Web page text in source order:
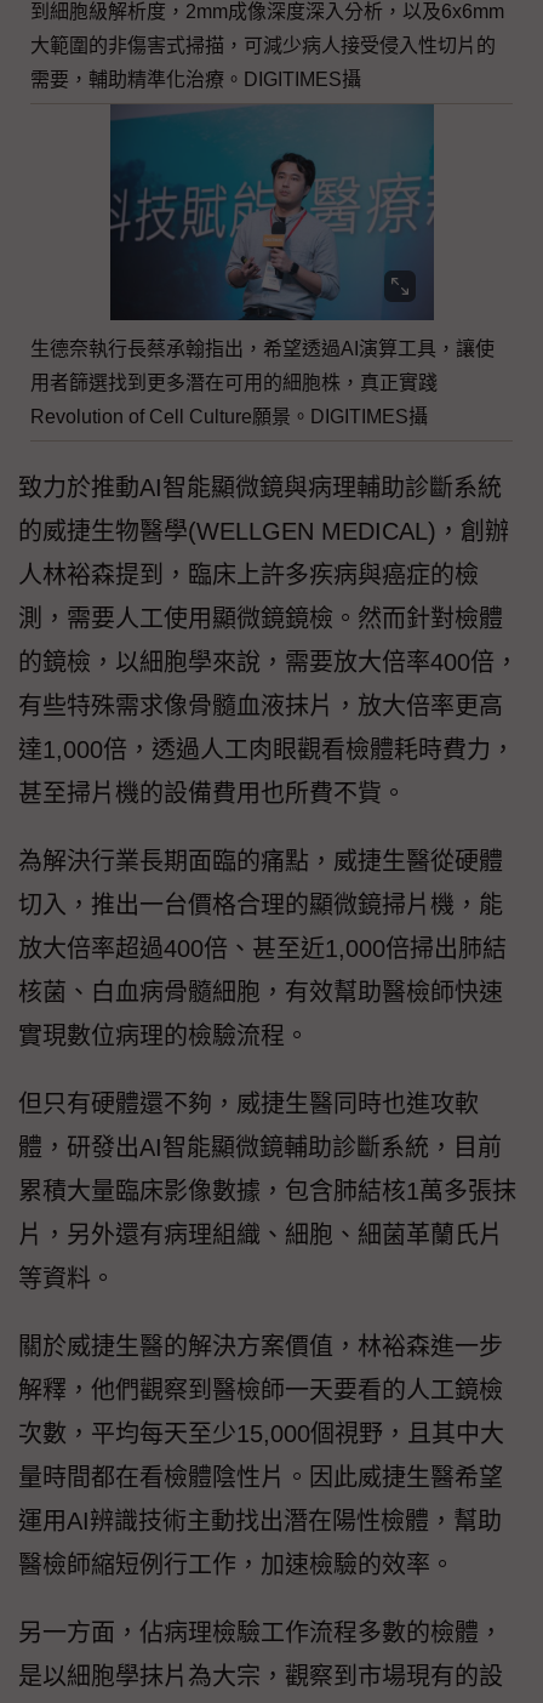
到細胞級解析度，2mm成像深度深入分析，以及6x6mm
大範圍的非傷害式掃描，可減少病人接受侵入性切片的
需要，輔助精準化治療。DIGITIMES攝
生德奈執行長蔡承翰指出，希望透過AI演算工具，讓使
用者篩選找到更多潛在可用的細胞株，真正實踐
Revolution of Cell Culture願景。DIGITIMES攝
致力於推動AI智能顯微鏡與病理輔助診斷系統
的威捷生物醫學(WELLGEN MEDICAL)，創辦
人林裕森提到，臨床上許多疾病與癌症的檢
測，需要人工使用顯微鏡鏡檢。然而針對檢體
的鏡檢，以細胞學來說，需要放大倍率400倍，
有些特殊需求像骨髓血液抹片，放大倍率更高
達1,000倍，透過人工肉眼觀看檢體耗時費力，
甚至掃片機的設備費用也所費不貲。
為解決行業長期面臨的痛點，威捷生醫從硬體
切入，推出一台價格合理的顯微鏡掃片機，能
放大倍率超過400倍、甚至近1,000倍掃出肺結
核菌、白血病骨髓細胞，有效幫助醫檢師快速
實現數位病理的檢驗流程。
但只有硬體還不夠，威捷生醫同時也進攻軟
體，研發出AI智能顯微鏡輔助診斷系統，目前
累積大量臨床影像數據，包含肺結核1萬多張抹
片，另外還有病理組織、細胞、細菌革蘭氏片
等資料。
關於威捷生醫的解決方案價值，林裕森進一步
解釋，他們觀察到醫檢師一天要看的人工鏡檢
次數，平均每天至少15,000個視野，且其中大
量時間都在看檢體陰性片。因此威捷生醫希望
運用AI辨識技術主動找出潛在陽性檢體，幫助
醫檢師縮短例行工作，加速檢驗的效率。
另一方面，佔病理檢驗工作流程多數的檢體，
是以細胞學抹片為大宗，觀察到市場現有的設